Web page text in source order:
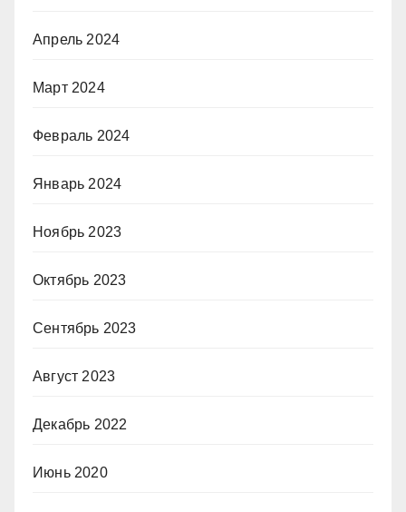
Апрель 2024
Март 2024
Февраль 2024
Январь 2024
Ноябрь 2023
Октябрь 2023
Сентябрь 2023
Август 2023
Декабрь 2022
Июнь 2020